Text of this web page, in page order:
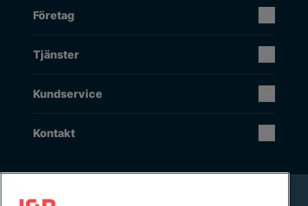
Företag
Tjänster
Kundservice
Kontakt
Rikstäckande installation & service